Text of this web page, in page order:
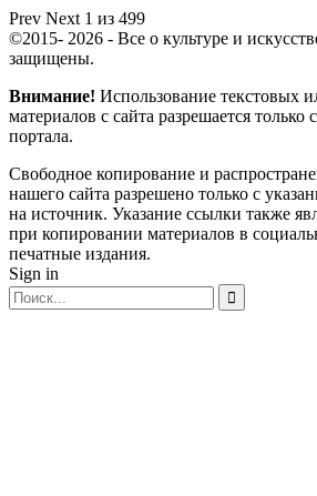
Prev Next 1 из 499
©2015- 2026 - Все о культуре и
защищены.
Внимание! Использование текстовых
материалов с сайта разрешается только
портала.
Свободное копирование и
нашего сайта разрешено только с
на источник. Указание ссылки также
при копировании материалов в
печатные издания.
Sign in